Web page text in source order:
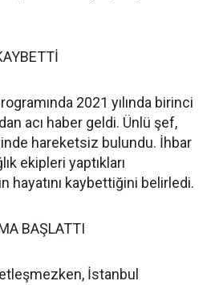
2021 yılında birinci
acı haber geldi. Ünlü şef,
hareketsiz bulundu. İhbar
ekipleri yaptıkları
hayatını kaybettiğini belirledi.
BAŞLATTI
İstanbul